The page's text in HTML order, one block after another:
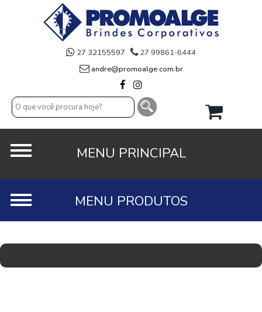
27 32155597
27 99861-6444
andre@promoalge.com.br